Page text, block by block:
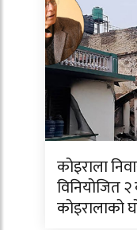
कोइराला
विनियोजित
कोइरालाको